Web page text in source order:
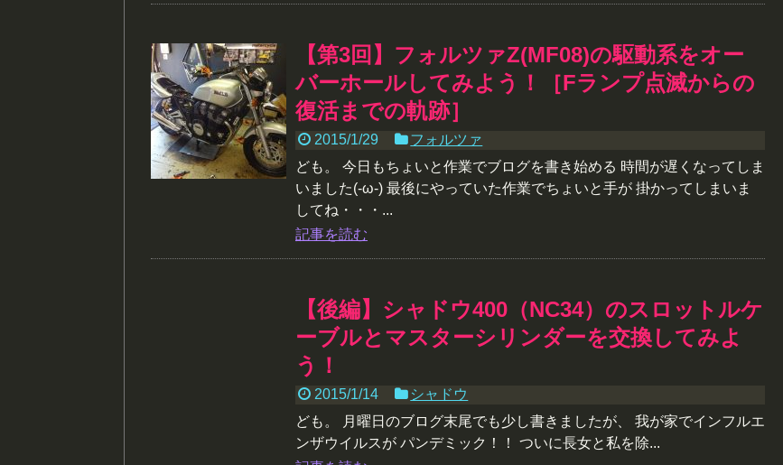
【第3回】フォルツァZ(MF08)の駆動系をオー
バーホールしてみよう！［Fランプ点滅からの
復活までの軌跡］
2015/1/29
フォルツァ
ども。 今日もちょいと作業でブログを書き始める 時間が遅くなってしま
いました(-ω-) 最後にやっていた作業でちょいと手が 掛かってしまいま
してね・・・...
記事を読む
【後編】シャドウ400（NC34）のスロットルケ
ーブルとマスターシリンダーを交換してみよ
う！
2015/1/14
シャドウ
ども。 月曜日のブログ末尾でも少し書きましたが、 我が家でインフルエ
ンザウイルスが パンデミック！！ ついに長女と私を除...